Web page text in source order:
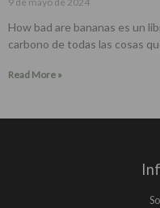
How bad are bananas es un
carbono de todas las cosas
Read More »